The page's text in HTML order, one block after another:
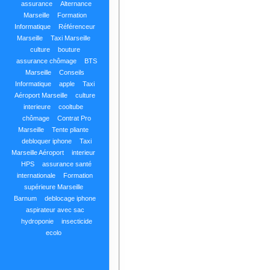
assurance
Alternance
Marseille
Formation
Informatique
Référenceur
Marseille
Taxi Marseille
culture
bouture
assurance chômage
BTS
Marseille
Conseils
Informatique
apple
Taxi
Aéroport Marseille
culture
interieure
cooltube
chômage
Contrat Pro
Marseille
Tente pliante
debloquer iphone
Taxi
Marseille Aéroport
interieur
HPS
assurance santé
internationale
Formation
supérieure Marseille
Barnum
deblocage iphone
aspirateur avec sac
hydroponie
insecticide
ecolo